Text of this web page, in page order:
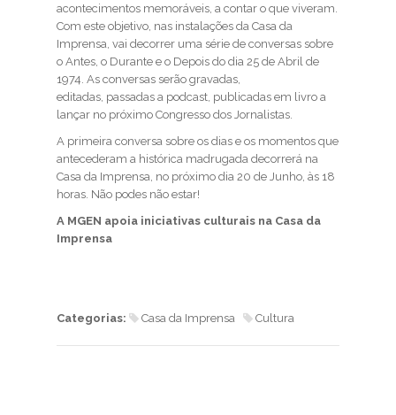
acontecimentos memoráveis, a contar o que viveram.
Com este objetivo, nas instalações da Casa da
Imprensa, vai decorrer uma série de conversas sobre
o Antes, o Durante e o Depois do dia 25 de Abril de
1974. As conversas serão gravadas,
editadas, passadas a podcast, publicadas em livro a
lançar no próximo Congresso dos Jornalistas.
A primeira conversa sobre os dias e os momentos que
antecederam a histórica madrugada decorrerá na
Casa da Imprensa, no próximo dia 20 de Junho, às 18
horas. Não podes não estar!
A MGEN apoia iniciativas culturais na Casa da
Imprensa
Categorias: Casa da Imprensa Cultura